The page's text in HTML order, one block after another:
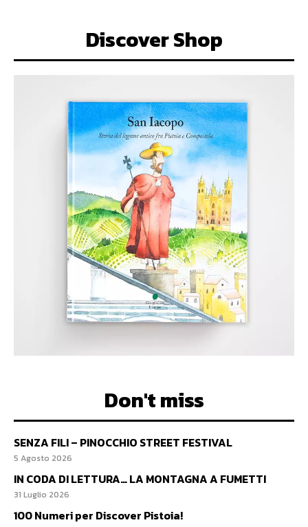
Discover Shop
Don't miss
SENZA FILI – PINOCCHIO STREET FESTIVAL
5 Agosto 2026
IN CODA DI LETTURA… LA MONTAGNA A FUMETTI
31 Luglio 2026
100 Numeri per Discover Pistoia!